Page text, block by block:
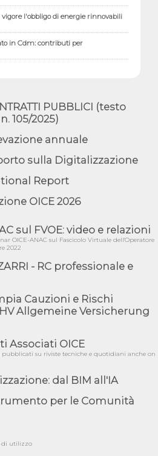
vigore l'obbligo di energie rinnovabili
in Cdm: contributi per
e PNRR è legge: approvata oggi la
Assemblea Pubblica Confindustria
per il bando della Città metropolitana
il bando della Giunta Regionale della
cancellazioni da elenchi professionisti
Buildings Competition -
corruzione 2020-2026: procedimenti
alla gara non equivale ad
approvato alla Camera, passa ora al
può avvalersi di consulente
PUBBLICI (testo
105/2025)
annuale
sulla Digitalizzazione
Report
OICE 2026
sul FVOE: video e relazioni
OICE-ANAC sul Fascicolo Virtuale dell'Operatore
2022
- RC professionale e
Cauzioni e Rischi
Allgemeine Versicherung
Associati OICE
su riviste tecniche e quotidiani anche on
dal BIM all'IA
per le Comunità
di utilizzo